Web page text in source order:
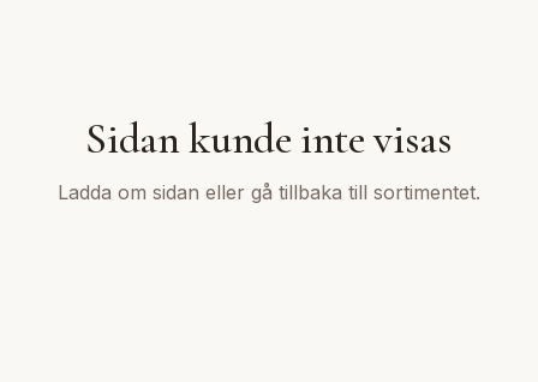
Sidan kunde inte visas
Ladda om sidan eller gå tillbaka till sortimentet.